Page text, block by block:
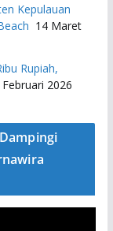
Kepulauan
14 Maret
Rupiah,
2026